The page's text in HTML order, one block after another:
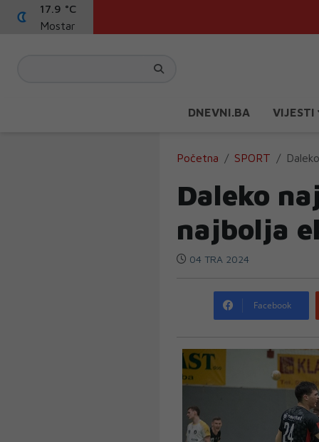
17.9 °C
Mostar
DNEVNI.BA VIJESTI
Početna SPORT
Daleko
najbolja
04 TRA 2024
Facebook